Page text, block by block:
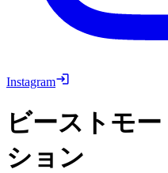
Instagram
ビーストモ
ション